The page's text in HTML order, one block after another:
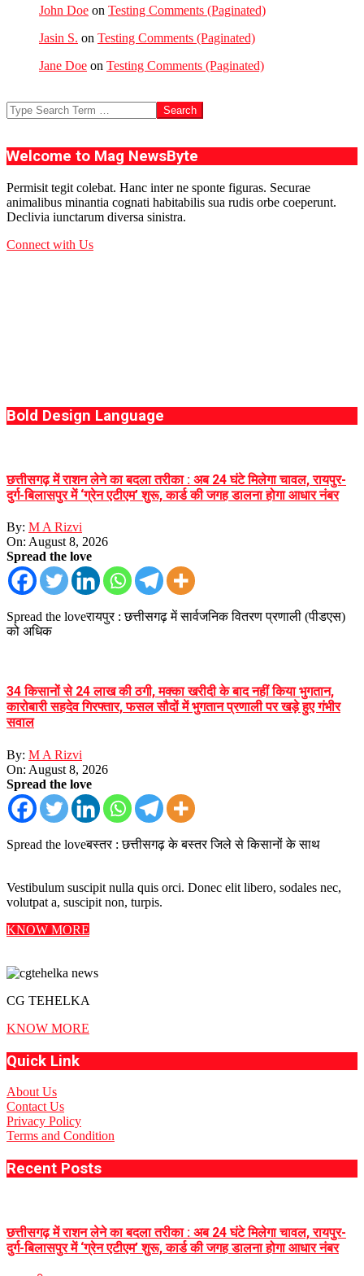
John Doe on Testing Comments (Paginated)
Jasin S. on Testing Comments (Paginated)
Jane Doe on Testing Comments (Paginated)
Search
Welcome to Mag NewsByte
Permisit tegit colebat. Hanc inter ne sponte figuras. Securae
animalibus minantia cognati habitabilis sua rudis orbe coeperunt.
Declivia iunctarum diversa sinistra.
Connect with Us
Bold Design Language
छत्तीसगढ़ में राशन लेने का बदला तरीका : अब 24 घंटे मिलेगा चावल, रायपुर-
दुर्ग-बिलासपुर में ‘ग्रेन एटीएम’ शुरू, कार्ड की जगह डालना होगा आधार नंबर
By: M A Rizvi
On: August 8, 2026
Spread the love
Spread the loveरायपुर : छत्तीसगढ़ में सार्वजनिक वितरण प्रणाली (पीडएस)
को अधिक
34 किसानों से 24 लाख की ठगी, मक्का खरीदी के बाद नहीं किया भुगतान,
कारोबारी सहदेव गिरफ्तार, फसल सौदों में भुगतान प्रणाली पर खड़े हुए गंभीर
सवाल
By: M A Rizvi
On: August 8, 2026
Spread the love
Spread the loveबस्तर : छत्तीसगढ़ के बस्तर जिले से किसानों के साथ
Vestibulum suscipit nulla quis orci. Donec elit libero, sodales nec,
volutpat a, suscipit non, turpis.
KNOW MORE
CG TEHELKA
KNOW MORE
Quick Link
About Us
Contact Us
Privacy Policy
Terms and Condition
Recent Posts
छत्तीसगढ़ में राशन लेने का बदला तरीका : अब 24 घंटे मिलेगा चावल, रायपुर-
दुर्ग-बिलासपुर में ‘ग्रेन एटीएम’ शुरू, कार्ड की जगह डालना होगा आधार नंबर